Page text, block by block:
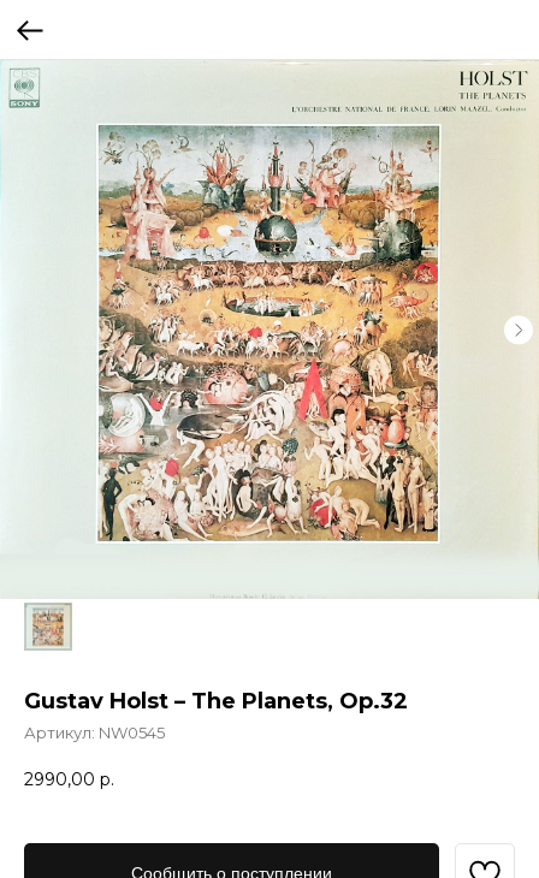
Gustav Holst – The Planets, Op.32
Артикул: NW0545
2990,00 р.
Сообщить о поступлении